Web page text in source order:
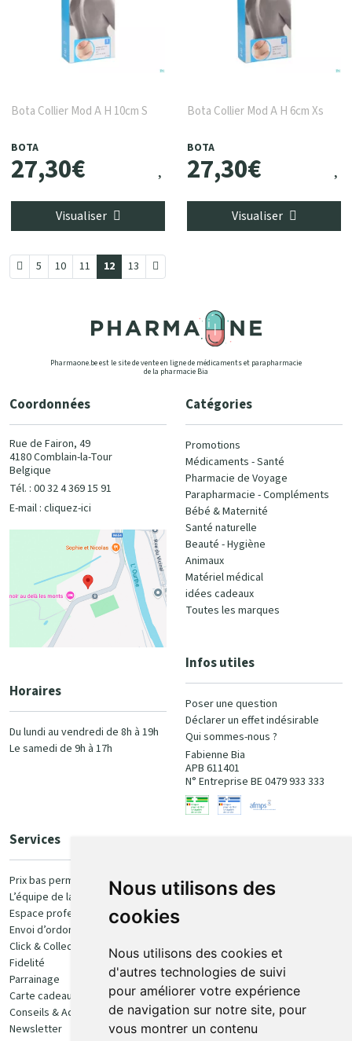
Nous utilisons des
cookies
Nous utilisons des cookies et
d'autres technologies de suivi
pour améliorer votre expérience
de navigation sur notre site, pour
vous montrer un contenu
Bota Collier Mod A H 10cm S
BOTA
27,30€
Visualiser
Bota Collier Mod A H 6cm Xs
BOTA
27,30€
Visualiser
5 10 11 12 13
Pharmaone.be est le site de vente en ligne de médicaments et parapharmacie
de la pharmacie Bia
Coordonnées
Rue de Fairon, 49
4180 Comblain-la-Tour
Belgique
Tél. : 00 32 4 369 15 91
E-mail : cliquez-ici
Horaires
Du lundi au vendredi de 8h à 19h
Le samedi de 9h à 17h
Catégories
Promotions
Médicaments - Santé
Pharmacie de Voyage
Parapharmacie - Compléments
Bébé & Maternité
Santé naturelle
Beauté - Hygiène
Animaux
Matériel médical
idées cadeaux
Toutes les marques
Infos utiles
Poser une question
Déclarer un effet indésirable
Qui sommes-nous ?
Fabienne Bia
APB 611401
N° Entreprise BE 0479 933 333
Services
Prix bas permanent
L’équipe de la pharmacie
Espace professionnel
Envoi d’ordonnance
Click & Collect
Fidelité
Parrainage
Carte cadeau
Conseils & Actualités
Newsletter
100% sécurisé
Retrait et livraison